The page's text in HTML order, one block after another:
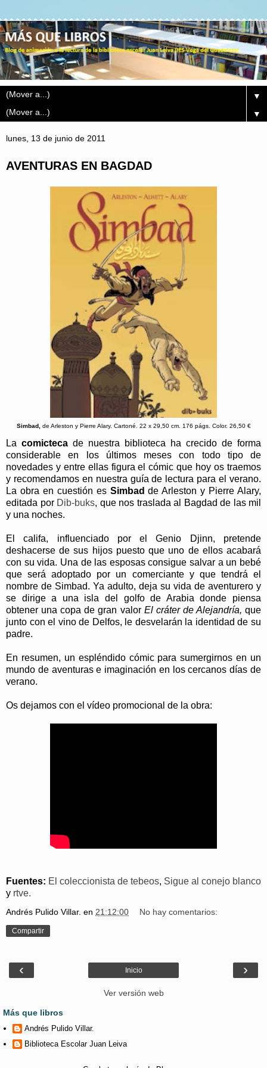
▼
▼
lunes, 13 de junio de 2011
AVENTURAS EN BAGDAD
Simbad,de Arleston y Pierre Alary. Cartoné. 22 x 29,50 cm. 176 págs. Color. 26,50 €
La comicteca de nuestra biblioteca ha crecido de forma
considerable en los últimos meses con todo tipo de
novedades y entre ellas figura el cómic que hoy os traemos
y recomendamos en nuestra guía de lectura para el verano.
La obra en cuestión es Simbad de Arleston y Pierre Alary,
editada por Dib-buks, que nos traslada al Bagdad de las mil
y una noches.
El califa, influenciado por el Genio Djinn, pretende
deshacerse de sus hijos puesto que uno de ellos acabará
con su vida. Una de las esposas consigue salvar a un bebé
que será adoptado por un comerciante y que tendrá el
nombre de Simbad. Ya adulto, deja su vida de aventurero y
se dirige a una isla del golfo de Arabia donde piensa
obtener una copa de gran valor El cráter de Alejandría, que
junto con el vino de Delfos, le desvelarán la identidad de su
padre.
En resumen, un espléndido cómic para sumergirnos en un
mundo de aventuras e imaginación en los cercanos días de
verano.
Os dejamos con el vídeo promocional de la obra:
Fuentes: El coleccionista de tebeos, Sigue al conejo blanco
y rtve.
Andrés Pulido Villar. en 21:12:00 No hay comentarios:
Compartir
‹ ›
Inicio
Ver versión web
Más que libros
Andrés Pulido Villar.
Biblioteca Escolar Juan Leiva